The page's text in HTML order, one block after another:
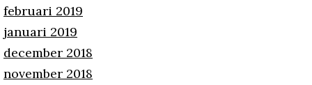
februari 2019
januari 2019
december 2018
november 2018